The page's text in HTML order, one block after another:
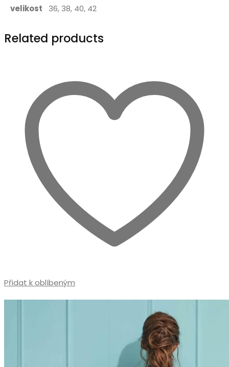
velikost
36, 38, 40, 42
Related products
Přidat k oblíbeným